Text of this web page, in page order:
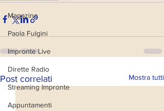
Magazine
Paola Fulgini
Impronte Live
Dirette Radio
Streaming Impronte
Appuntamenti
Post correlati Mostra tutti